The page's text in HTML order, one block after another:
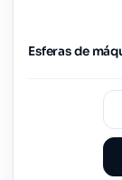
Esferas de